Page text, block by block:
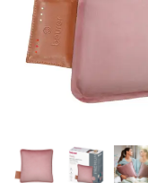
Topp 10
Inspirasjon
Gavetips